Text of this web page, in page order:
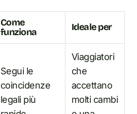
Come
funziona
Ideale per
Segui le
coincidenze
legali più
Viaggiatori
che
accettano
molti cambi